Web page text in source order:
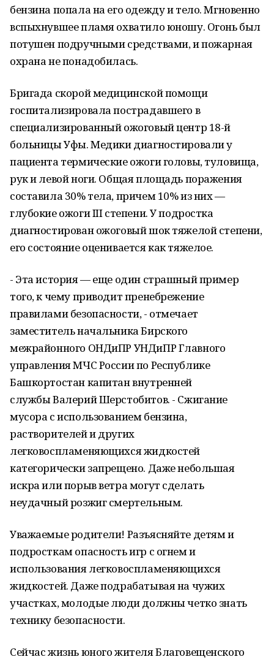
бензина попала на его одежду и тело. Мгновенно
вспыхнувшее пламя охватило юношу. Огонь был
потушен подручными средствами, и пожарная
охрана не понадобилась.
Бригада скорой медицинской помощи
госпитализировала пострадавшего в
специализированный ожоговый центр 18-й
больницы Уфы. Медики диагностировали у
пациента термические ожоги головы, туловища,
рук и левой ноги. Общая площадь поражения
составила 30% тела, причем 10% из них —
глубокие ожоги III степени. У подростка
диагностирован ожоговый шок тяжелой степени,
его состояние оценивается как тяжелое.
- Эта история — еще один страшный пример
того, к чему приводит пренебрежение
правилами безопасности, - отмечает
заместитель начальника Бирского
межрайонного ОНДиПР УНДиПР Главного
управления МЧС России по Республике
Башкортостан капитан внутренней
службы Валерий Шерстобитов. - Сжигание
мусора с использованием бензина,
растворителей и других
легковоспламеняющихся жидкостей
категорически запрещено. Даже небольшая
искра или порыв ветра могут сделать
неудачный розжиг смертельным.
Уважаемые родители! Разъясняйте детям и
подросткам опасность игр с огнем и
использования легковоспламеняющихся
жидкостей. Даже подрабатывая на чужих
участках, молодые люди должны четко знать
технику безопасности.
Сейчас жизнь юного жителя Благовещенского